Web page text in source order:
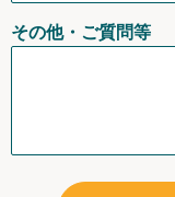
その他・ご質問等